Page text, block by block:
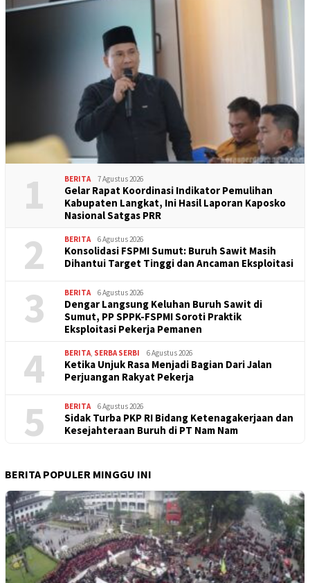
1 BERITA 7 Agustus 2026
Gelar Rapat Koordinasi Indikator Pemulihan
Kabupaten Langkat, Ini Hasil Laporan Kaposko
Nasional Satgas PRR
2 BERITA 6 Agustus 2026
Konsolidasi FSPMI Sumut: Buruh Sawit Masih
Dihantui Target Tinggi dan Ancaman Eksploitasi
3 BERITA 6 Agustus 2026
Dengar Langsung Keluhan Buruh Sawit di
Sumut, PP SPPK-FSPMI Soroti Praktik
Eksploitasi Pekerja Pemanen
4 BERITA, SERBA SERBI 6 Agustus 2026
Ketika Unjuk Rasa Menjadi Bagian Dari Jalan
Perjuangan Rakyat Pekerja
5 BERITA 6 Agustus 2026
Sidak Turba PKP RI Bidang Ketenagakerjaan dan
Kesejahteraan Buruh di PT Nam Nam
BERITA POPULER MINGGU INI